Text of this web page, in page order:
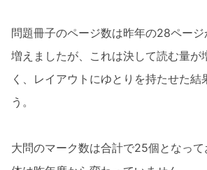
問題冊子のページ数は昨年の28ペー
増えましたが、これは決して読む量が
く、レイアウトにゆとりを持たせた結
う。
大問のマーク数は合計で25個となっ